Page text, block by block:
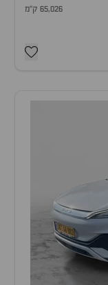
65,026 ק"מ